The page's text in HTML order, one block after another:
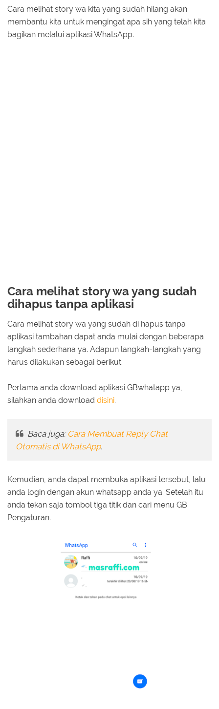
Cara melihat story wa kita yang sudah hilang akan
membantu kita untuk mengingat apa sih yang telah kita
bagikan melalui aplikasi WhatsApp.
Cara melihat story wa yang sudah
dihapus tanpa aplikasi
Cara melihat story wa yang sudah di hapus tanpa
aplikasi tambahan dapat anda mulai dengan beberapa
langkah sederhana ya. Adapun langkah-langkah yang
harus dilakukan sebagai berikut.
Pertama anda download aplikasi GBwhatapp ya,
silahkan anda download disini.
Baca juga: Cara Membuat Reply Chat
Otomatis di WhatsApp.
Kemudian, anda dapat membuka aplikasi tersebut, lalu
anda login dengan akun whatsapp anda ya. Setelah itu
anda tekan saja tombol tiga titik dan cari menu GB
Pengaturan.